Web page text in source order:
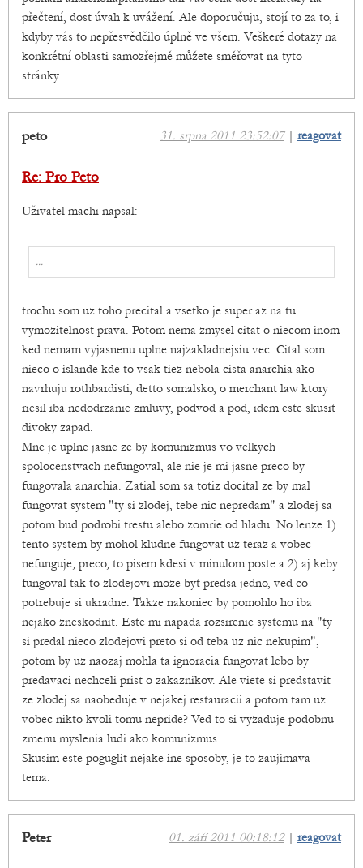
přečtení, dost úvah k uvážení. Ale doporučuju, stojí to za to, i
kdyby vás to nepřesvědčilo úplně ve všem. Veškeré dotazy na
konkrétní oblasti samozřejmě můžete směřovat na tyto
stránky.
31. srpna 2011 23:52:07| reagovat
peto
Re: Pro Peto
Uživatel machi napsal:
...
trochu som uz toho precital a vsetko je super az na tu
vymozitelnost prava. Potom nema zmysel citat o niecom inom
ked nemam vyjasnenu uplne najzakladnejsiu vec. Cital som
nieco o islande kde to vsak tiez nebola cista anarchia ako
navrhuju rothbardisti, detto somalsko, o merchant law ktory
riesil iba nedodrzanie zmluvy, podvod a pod, idem este skusit
divoky zapad.
Mne je uplne jasne ze by komunizmus vo velkych
spolocenstvach nefungoval, ale nie je mi jasne preco by
fungovala anarchia. Zatial som sa totiz docital ze by mal
fungovat system "ty si zlodej, tebe nic nepredam" a zlodej sa
potom bud podrobi trestu alebo zomrie od hladu. No lenze 1)
tento system by mohol kludne fungovat uz teraz a vobec
nefunguje, preco, to pisem kdesi v minulom poste a 2) aj keby
fungoval tak to zlodejovi moze byt predsa jedno, ved co
potrebuje si ukradne. Takze nakoniec by pomohlo ho iba
nejako zneskodnit. Este mi napada rozsirenie systemu na "ty
si predal nieco zlodejovi preto si od teba uz nic nekupim",
potom by uz naozaj mohla ta ignoracia fungovat lebo by
predavaci nechceli prist o zakaznikov. Ale viete si predstavit
ze zlodej sa naobeduje v nejakej restauracii a potom tam uz
vobec nikto kvoli tomu nepride? Ved to si vyzaduje podobnu
zmenu myslenia ludi ako komunizmus.
Skusim este poguglit nejake ine sposoby, je to zaujimava
tema.
01. září 2011 00:18:12| reagovat
Peter